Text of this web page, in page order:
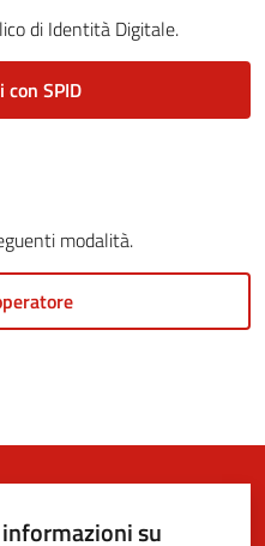
di Identità Digitale.
con SPID
modalità.
su